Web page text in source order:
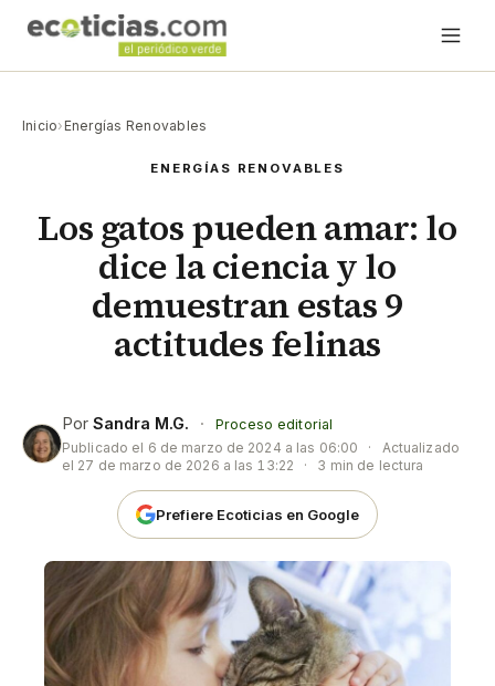
Inicio› Energías Renovables
ENERGÍAS RENOVABLES
Los gatos pueden amar: lo
dice la ciencia y lo
demuestran estas 9
actitudes felinas
Por Sandra M.G. ·
Proceso editorial
Publicado el 6 de marzo de 2024 a las 06:00 ·
Actualizado
el 27 de marzo de 2026 a las 13:22 · 3 min de lectura
Prefiere Ecoticias en Google